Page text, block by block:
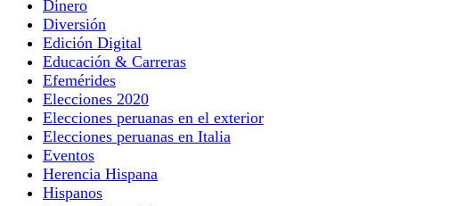
Dinero
Diversión
Edición Digital
Educación & Carreras
Efemérides
Elecciones 2020
Elecciones peruanas en el exterior
Elecciones peruanas en Italia
Eventos
Herencia Hispana
Hispanos